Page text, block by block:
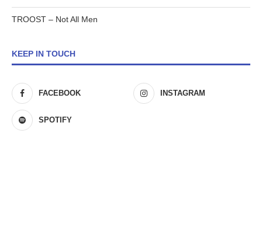
TROOST – Not All Men
KEEP IN TOUCH
FACEBOOK INSTAGRAM
SPOTIFY